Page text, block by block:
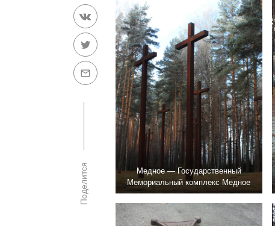
Поделится
Медное — Государственный
Мемориальный комплекс Медное